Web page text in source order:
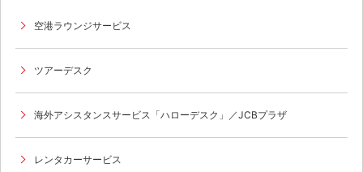
空港ラウンジサービス
ツアーデスク
海外アシスタンスサービス「ハローデスク」／JCBプラザ
レンタカーサービス